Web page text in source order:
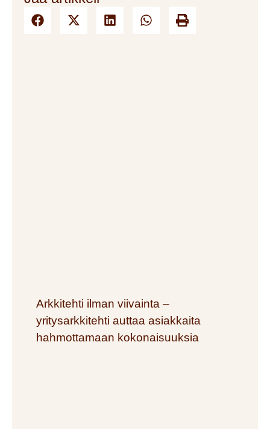
Arkkitehti ilman viivainta –
yritysarkkitehti auttaa asiakkaita
hahmottamaan kokonaisuuksia